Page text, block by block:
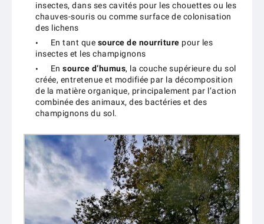
insectes, dans ses cavités pour les chouettes ou les
chauves-souris ou comme surface de colonisation
des lichens
En tant que source de nourriture pour les
insectes et les champignons
En source d’humus, la couche supérieure du sol
créée, entretenue et modifiée par la décomposition
de la matière organique, principalement par l’action
combinée des animaux, des bactéries et des
champignons du sol.